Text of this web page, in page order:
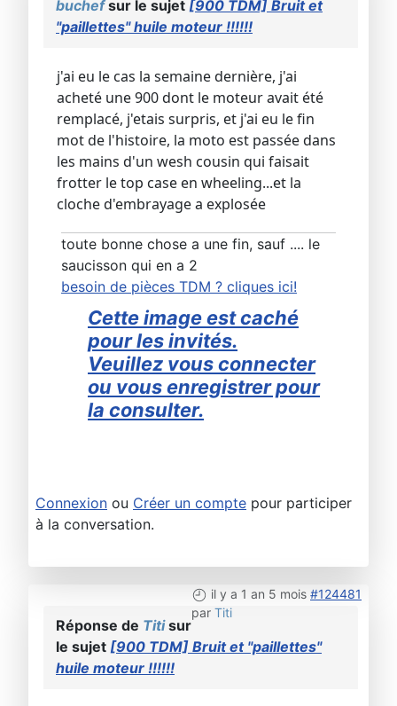
buchefsur le sujet [900 TDM] Bruit et
"paillettes" huile moteur !!!!!!
j'ai eu le cas la semaine dernière, j'ai
acheté une 900 dont le moteur avait été
remplacé, j'etais surpris, et j'ai eu le fin
mot de l'histoire, la moto est passée dans
les mains d'un wesh cousin qui faisait
frotter le top case en wheeling...et la
cloche d'embrayage a explosée
toute bonne chose a une fin, sauf .... le
saucisson qui en a 2
besoin de pièces TDM ? cliques ici!
Cette image est caché
pour les invités.
Veuillez vous connecter
ou vous enregistrer pour
la consulter.
Connexion ou Créer un compte pour participer
à la conversation.
il y a 1 an 5 mois #124481
par Titi
Réponse de Titisur
le sujet [900 TDM] Bruit et "paillettes"
huile moteur !!!!!!